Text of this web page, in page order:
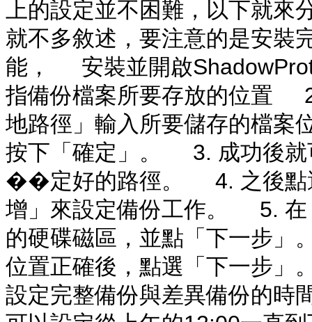
上的設定並不困難，以下就
就不多敘述，要注意的是安裝
能， 安裝並開啟
指備份檔案所要存放的位置
地路徑」輸入所要儲存的檔
按下「確定」。 3. 成功後就
��定好的路徑。 4. 之後點
增」來設定備份工作。 5. 在
的硬碟磁區，並點「下一步
位置正確後，點選「下一步
設定完整備份與差異備份的